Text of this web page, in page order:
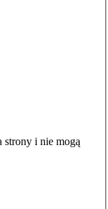
strony i nie mogą